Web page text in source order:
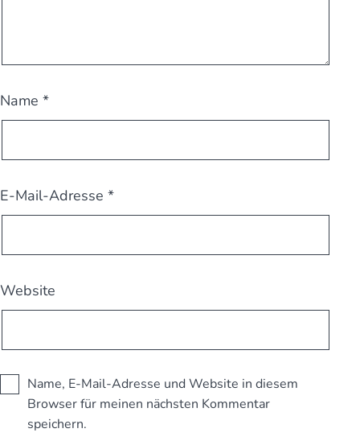
Name *
E-Mail-Adresse *
Website
Name, E-Mail-Adresse und Website in diesem
Browser für meinen nächsten Kommentar
speichern.